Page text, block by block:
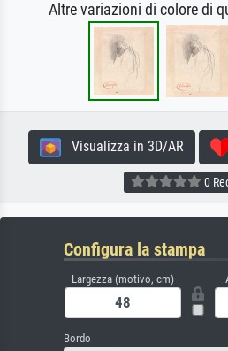
Altre variazioni di colore di
Visualizza in 3D/AR
0
Configura la stampa
Largezza (motivo, cm)
Bordo